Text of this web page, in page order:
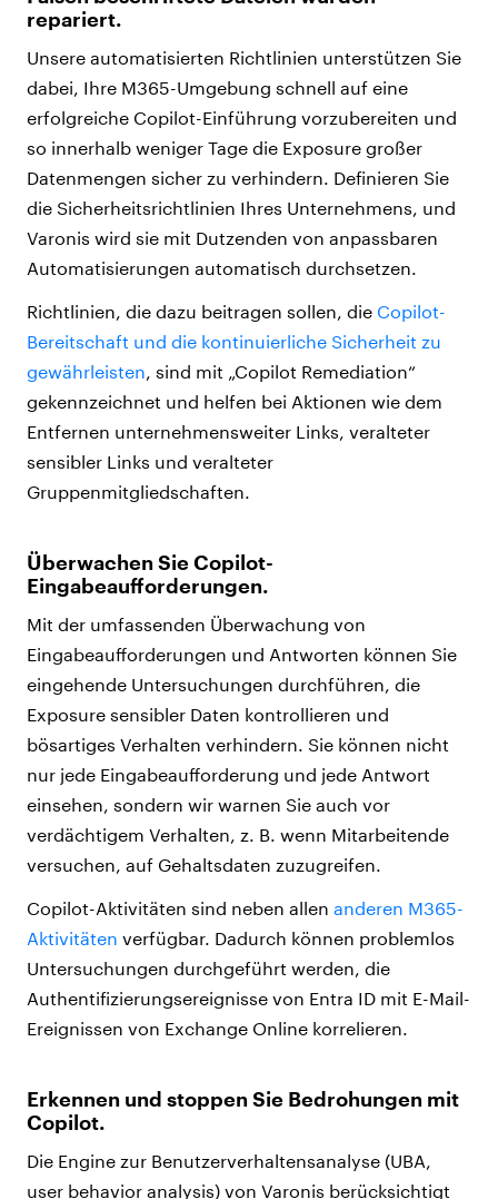
repariert.
Unsere automatisierten Richtlinien unterstützen Sie
dabei, Ihre M365-Umgebung schnell auf eine
erfolgreiche Copilot-Einführung vorzubereiten und
so innerhalb weniger Tage die Exposure großer
Datenmengen sicher zu verhindern. Definieren Sie
die Sicherheitsrichtlinien Ihres Unternehmens, und
Varonis wird sie mit Dutzenden von anpassbaren
Automatisierungen automatisch durchsetzen.
Richtlinien, die dazu beitragen sollen, die Copilot-
Bereitschaft und die kontinuierliche Sicherheit zu
gewährleisten , sind mit „Copilot Remediation“
gekennzeichnet und helfen bei Aktionen wie dem
Entfernen unternehmensweiter Links, veralteter
sensibler Links und veralteter
Gruppenmitgliedschaften.
Überwachen Sie Copilot-
Eingabeaufforderungen.
Mit der umfassenden Überwachung von
Eingabeaufforderungen und Antworten können Sie
eingehende Untersuchungen durchführen, die
Exposure sensibler Daten kontrollieren und
bösartiges Verhalten verhindern. Sie können nicht
nur jede Eingabeaufforderung und jede Antwort
einsehen, sondern wir warnen Sie auch vor
verdächtigem Verhalten, z. B. wenn Mitarbeitende
versuchen, auf Gehaltsdaten zuzugreifen.
Copilot-Aktivitäten sind neben allen anderen M365-
Aktivitäten verfügbar. Dadurch können problemlos
Untersuchungen durchgeführt werden, die
Authentifizierungsereignisse von Entra ID mit E-Mail-
Ereignissen von Exchange Online korrelieren.
Erkennen und stoppen Sie Bedrohungen mit
Copilot.
Die Engine zur Benutzerverhaltensanalyse (UBA,
user behavior analysis) von Varonis berücksichtigt